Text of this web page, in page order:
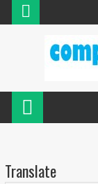
Translate